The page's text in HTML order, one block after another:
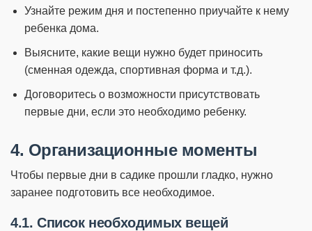
Узнайте режим дня и постепенно приучайте к нему
ребенка дома.
Выясните, какие вещи нужно будет приносить
(сменная одежда, спортивная форма и т.д.).
Договоритесь о возможности присутствовать
первые дни, если это необходимо ребенку.
4. Организационные моменты
Чтобы первые дни в садике прошли гладко, нужно
заранее подготовить все необходимое.
4.1. Список необходимых вещей